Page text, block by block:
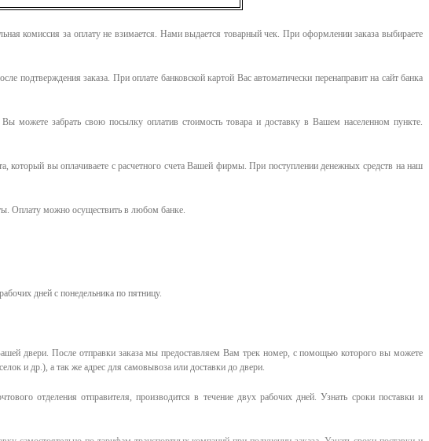
комиссия за оплату не взимается. Нами выдается товарный чек.При оформлении заказа выбираете
заказа. При оплате банковской картой Вас автоматически перенаправит на сайт банка
забрать свою посылку оплатив стоимость товара и доставку в Вашем населенном пункте.
который вы оплачиваете с расчетного счета Вашей фирмы. При поступлении денежных средств на наш
Оплату можно осуществить в любом банке.
дней с понедельника по пятницу.
двери. После отправки заказа мы предоставляем Вам трек номер, с помощью которого вы можете
и др.), а так же адрес для самовывоза или доставки до двери.
отделения отправителя, производится в течение двух рабочих дней. Узнать сроки поставки и